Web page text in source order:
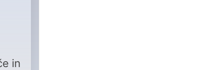
in